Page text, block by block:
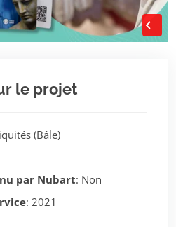
le projet
(Bâle)
par Nubart: Non
: 2021